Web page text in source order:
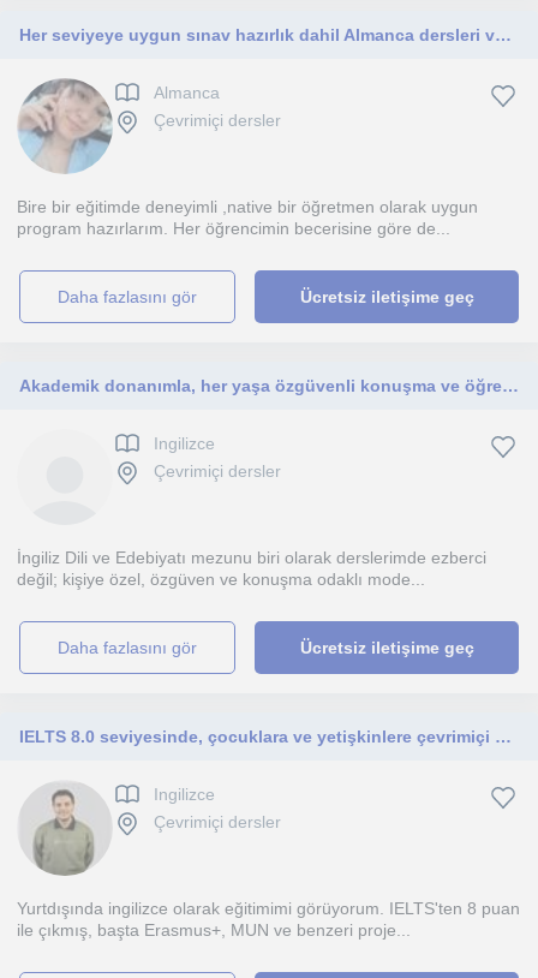
Her seviyeye uygun sınav hazırlık dahil Almanca dersleri veriyorum
Almanca
Çevrimiçi dersler
Bire bir eğitimde deneyimli ,native bir öğretmen olarak uygun
program hazırlarım. Her öğrencimin becerisine göre de...
daha fazlasını gör Ücretsiz iletişime geç
Akademik donanımla, her yaşa özgüvenli konuşma ve öğrenme
Ingilizce
Çevrimiçi dersler
İngiliz Dili ve Edebiyatı mezunu biri olarak derslerimde ezberci
değil; kişiye özel, özgüven ve konuşma odaklı mode...
daha fazlasını gör Ücretsiz iletişime geç
IELTS 8.0 seviyesinde, çocuklara ve yetişkinlere çevrimiçi özel İngilizce dersleri sunan, öğrenci odaklı ve sabırlı öğretmen.
Ingilizce
Çevrimiçi dersler
Yurtdışında ingilizce olarak eğitimimi görüyorum. IELTS'ten 8 puan
ile çıkmış, başta Erasmus+, MUN ve benzeri proje...